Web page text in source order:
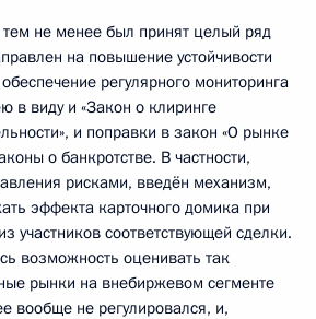
не менее был принят целый ряд
на повышение устойчивости
регулярного мониторинга
в виду и «Закон о клиринге
и поправки в закон «О рынке
о банкротстве. В частности,
рисками, введён механизм,
эффекта карточного домика при
участников соответствующей сделки.
возможность оценивать так
рынки на внебиржевом сегменте
вообще не регулировался, и,